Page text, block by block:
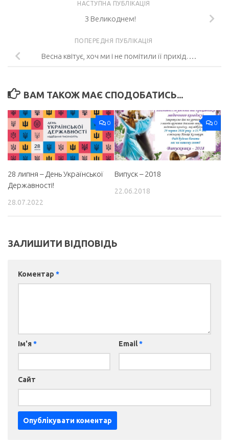
НАСТУПНА ПУБЛІКАЦІЯ
З Великоднем!
ПОПЕРЕДНЯ ПУБЛІКАЦІЯ
Весна квітує, хоч ми і не помітили її прихід….
ВАМ ТАКОЖ МАЄ СПОДОБАТИСЬ...
0
28 липня – День Української
Державності!
28.07.2022
0
Випуск – 2018
22.06.2018
ЗАЛИШИТИ ВІДПОВІДЬ
Коментар *
Ім'я * Email*
Сайт